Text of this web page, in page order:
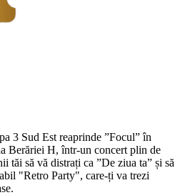
3 Sud Est reaprinde ”Focul” în
Berăriei H, într-un concert plin de
tăi să vă distrați ca ”De ziua ta” și să
"Retro Party", care-ți va trezi